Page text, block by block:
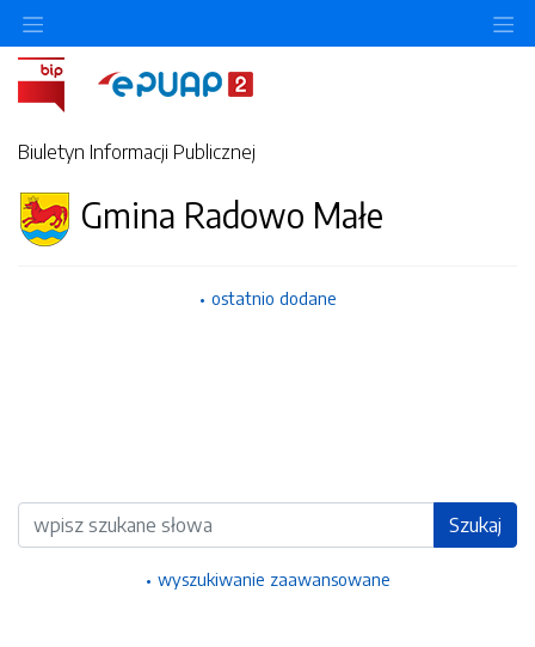
Biuletyn Informacji Publicznej
Gmina Radowo Małe
ostatnio dodane
Wyszukiwarka Szukaj
wyszukiwanie zaawansowane